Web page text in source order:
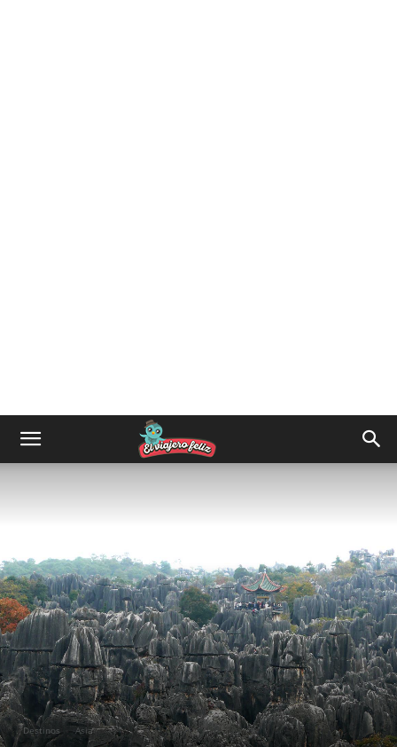
Destinos Asia